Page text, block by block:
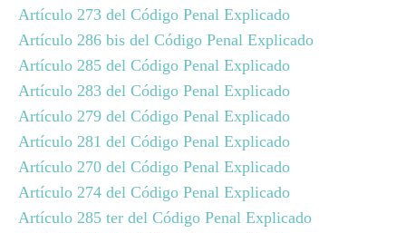
Artículo 273 del Código Penal Explicado
Artículo 286 bis del Código Penal Explicado
Artículo 285 del Código Penal Explicado
Artículo 283 del Código Penal Explicado
Artículo 279 del Código Penal Explicado
Artículo 281 del Código Penal Explicado
Artículo 270 del Código Penal Explicado
Artículo 274 del Código Penal Explicado
Artículo 285 ter del Código Penal Explicado